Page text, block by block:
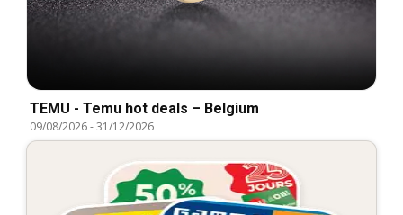
TEMU - Temu hot deals – Belgium
09/08/2026-31/12/2026